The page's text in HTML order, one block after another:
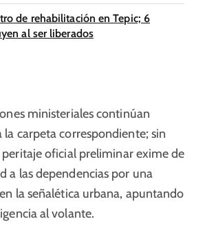
de rehabilitación en Tepic; 6
al ser liberados
ministeriales continúan
la carpeta correspondiente; sin
oficial preliminar exime de
a las dependencias por una
la señalética urbana, apuntando
al volante.